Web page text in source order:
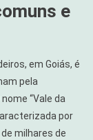
e
em Goiás, é
pela
“Vale da
por
milhares de